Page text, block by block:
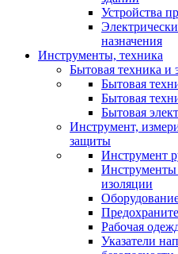
Устройства
назначения
Инструменты, техника
Бытовая техника и
Бытовая
Бытовая
Бытовая
Инструмент,
защиты
Инструмент
Инструменты
изоляции
Рабочая
Указатели